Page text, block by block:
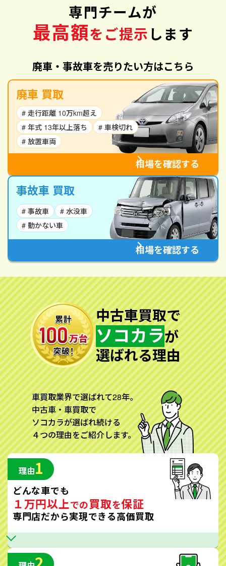
専門チームが
最高額をご提示 します
廃車・事故車を売りたい方はこちら
廃車 買取
# 走行距離 10万km超え
# 年式 13年以上落ち
# 車検切れ
# 放置車両
相場を確認する
事故車 買取
# 事故車
# 水没車
# 動かない車
相場を確認する
中古車買取で
ソコカラが
選ばれる理由
車買取業界で選ばれて28年。
中古車・車買取で
ソコカラが選ばれ続ける
４つの理由をご紹介します。
理由1
どんな車でも
１万円以上での買取を保証
専門店だから実現できる高価買取